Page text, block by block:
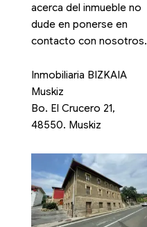
acerca del inmueble no
dude en ponerse en
contacto con nosotros.
Inmobiliaria BIZKAIA
Muskiz
Bo. El Crucero 21,
48550. Muskiz